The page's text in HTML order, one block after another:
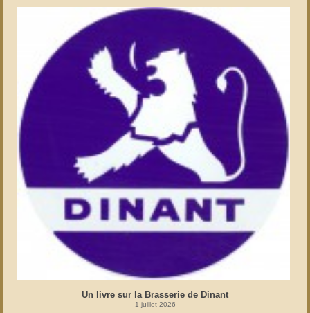
Un livre sur la Brasserie de Dinant
1 juillet 2026